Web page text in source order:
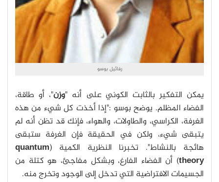
رفائيل بوسو
يمكن التفكير بالثابت الكوني على أنه "وزن"، أو طاقة،
الفضاء المظلم. يوضح بوسو :"إذا أخذت كل شيء من هذه
الغرفة، الكراسي، والطاولات، والهواء، فإنك قد تظن أنه لم
يتبقى شيء، ولكن في الحقيقة فإن الغرفة ستبقى
هائجة بالنشاط". تخبرنا النظرية الكمية (quantum
theory) أن الفضاء الفارغ، وبشكل مفاجئ، هو كتلة من
الجسيمات الافتراضية التي تدخل إلى الوجود وتخرج منه.